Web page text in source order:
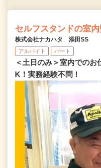
セルフスタンドの室
株式会社ナカハタ 添田SS
アルバイト パート
＜土日のみ＞室内での
K！実務経験不問！